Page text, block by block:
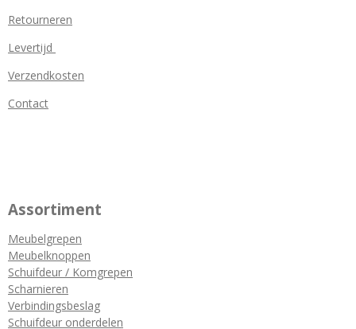
Retourneren
Levertijd
Verzendkosten
Contact
Assortiment
Meubelgrepen
Meubelknoppen
Schuifdeur / Komgrepen
Scharnieren
Verbindingsbeslag
Schuifdeur onderdelen